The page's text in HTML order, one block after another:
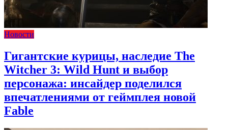
Новости
Гигантские курицы, наследие The
Witcher 3: Wild Hunt и выбор
персонажа: инсайдер поделился
впечатлениями от геймплея новой
Fable